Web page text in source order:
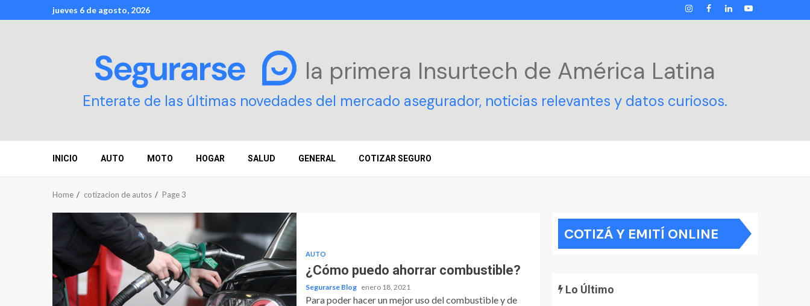
to
jueves 6 de agosto, 2026 INSTAGRAM
FACEBOOK
LINKEDIN
YOUTUBE
la primera Insurtech de América Latina
Enterate de las últimas novedades del mercado asegurador, noticias relevantes y datos curiosos.
INICIO AUTO MOTO HOGAR SALUD GENERAL COTIZAR SEGURO
Home cotizacion de autos Page 3
AUTO
¿Cómo puedo ahorrar combustible?
Segurarse Blog enero 18, 2021
Para poder hacer un mejor uso del combustible y de
COTIZÁ Y EMITÍ ONLINE
Lo Último